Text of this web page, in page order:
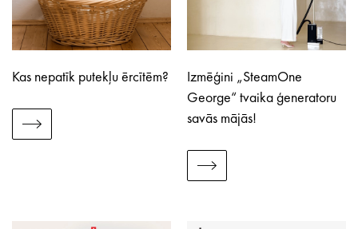
Kas nepatīk putekļu ērcītēm?
Izmēģini „SteamOne
George“ tvaika ģeneratoru
savās mājās!